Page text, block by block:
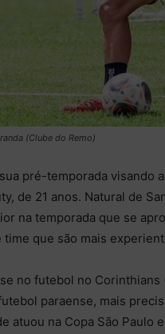
(Clube do Remo)
pré-temporada visando
de 21 anos. Natural de
na temporada que se
time que são mais
no futebol no
paraense, mais
atuou na Copa São